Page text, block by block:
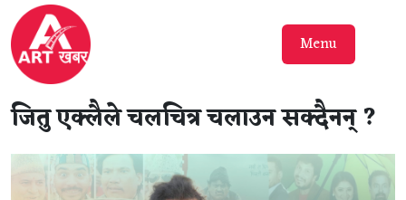
Menu
जितु एक्लैले चलचित्र चलाउन सक्दैनन् ?